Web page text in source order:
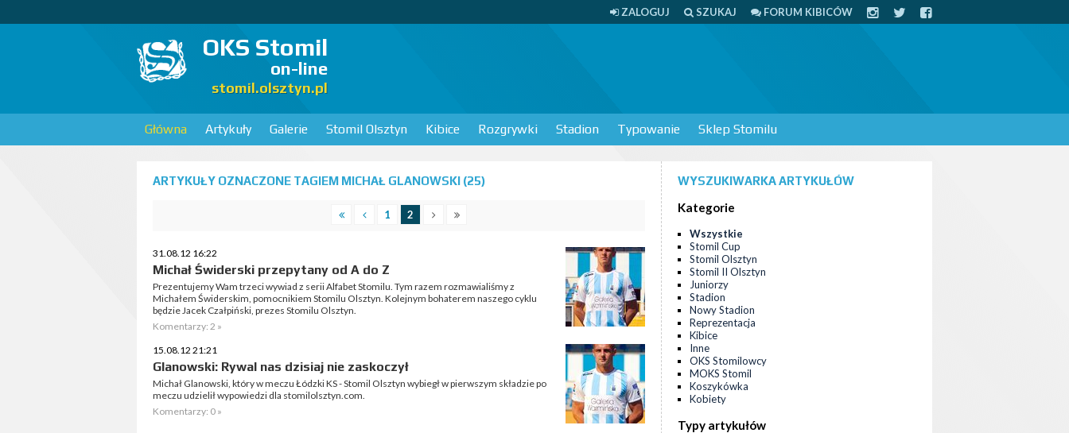
ZALOGUJ SZUKAJ FORUM KIBICÓW
OKS Stomil
on-line
stomil.olsztyn.pl
Główna Artykuły Galerie Stomil Olsztyn Kibice Rozgrywki Stadion Typowanie Sklep Stomilu
ARTYKUŁY OZNACZONE TAGIEM MICHAŁ GLANOWSKI (25)
1 2
31.08.12 16:22
Michał Świderski przepytany od A do Z
Prezentujemy Wam trzeci wywiad z serii Alfabet Stomilu. Tym razem rozmawialiśmy z
Michałem Świderskim, pomocnikiem Stomilu Olsztyn. Kolejnym bohaterem naszego cyklu
będzie Jacek Czałpiński, prezes Stomilu Olsztyn.
Komentarzy: 2 »
15.08.12 21:21
Glanowski: Rywal nas dzisiaj nie zaskoczył
Michał Glanowski, który w meczu Łódzki KS - Stomil Olsztyn wybiegł w pierwszym składzie po
meczu udzielił wypowiedzi dla stomilolsztyn.com.
Komentarzy: 0 »
WYSZUKIWARKA ARTYKUŁÓW
Kategorie
Wszystkie
Stomil Cup
Stomil Olsztyn
Stomil II Olsztyn
Juniorzy
Stadion
Nowy Stadion
Reprezentacja
Kibice
Inne
OKS Stomilowcy
MOKS Stomil
Koszykówka
Kobiety
Typy artykułów